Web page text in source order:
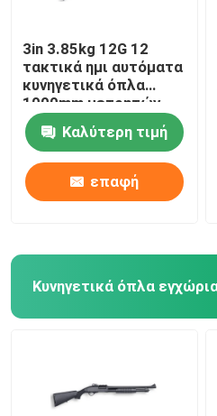
Προϊόντα
Σχετικά με εμάς
Επισκεψή εργοστασίου
Επικοινωνήστε μαζί μας
Ζητήστε μια προσφορά
3in 3.85kg 12G 12
τακτικά ημι αυτόματα
κυνηγετικά όπλα
1000mm μετρητών
Καλύτερη τιμή
επαφή